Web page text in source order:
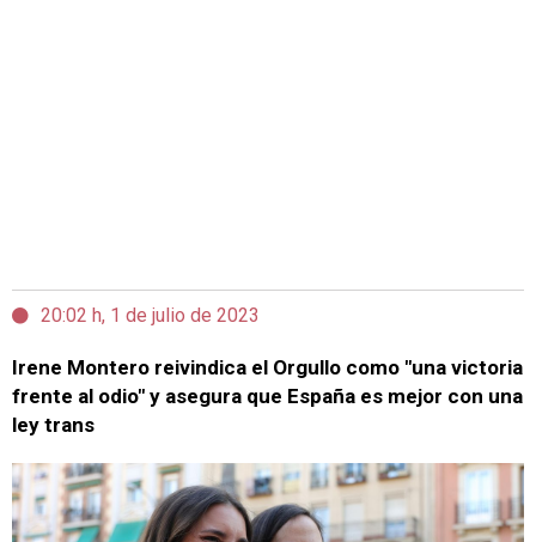
20:02 h, 1 de julio de 2023
Irene Montero reivindica el Orgullo como "una victoria
frente al odio" y asegura que España es mejor con una
ley trans